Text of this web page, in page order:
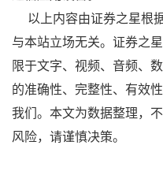
以上内容由证券之星根
与本站立场无关。证券之
限于文字、视频、音频、
的准确性、完整性、有效
我们。本文为数据整理，
风险，请谨慎决策。